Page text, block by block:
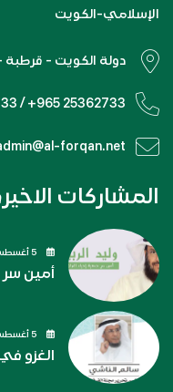
الإسلامي-الكويت
دولة الكويت - قرطبة
/ +965 25362733
forqan.net
المشاركات
أمين سر
الغزو